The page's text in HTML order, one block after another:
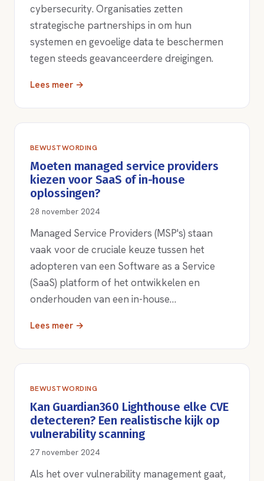
cybersecurity. Organisaties zetten
strategische partnerships in om hun
systemen en gevoelige data te beschermen
tegen steeds geavanceerdere dreigingen.
Lees meer →
BEWUSTWORDING
Moeten managed service providers
kiezen voor SaaS of in-house
oplossingen?
28 november 2024
Managed Service Providers (MSP's) staan
vaak voor de cruciale keuze tussen het
adopteren van een Software as a Service
(SaaS) platform of het ontwikkelen en
onderhouden van een in-house…
Lees meer →
BEWUSTWORDING
Kan Guardian360 Lighthouse elke CVE
detecteren? Een realistische kijk op
vulnerability scanning
27 november 2024
Als het over vulnerability management gaat,